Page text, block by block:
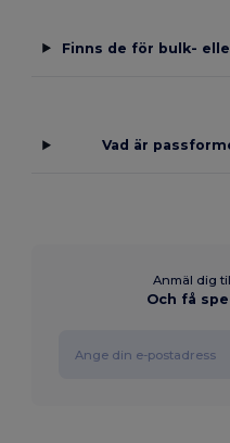
Finns de för bulk-
Vad är
Anmäl dig
Och få